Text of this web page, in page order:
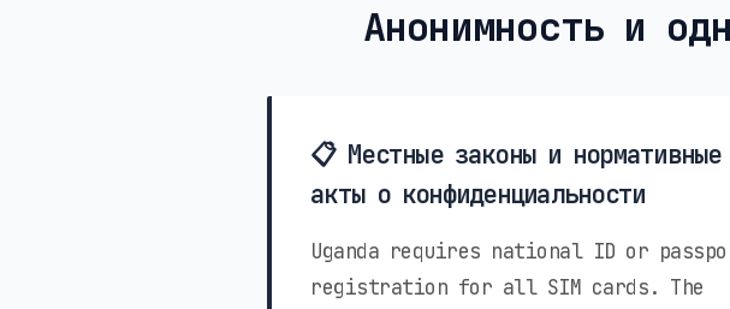
Анонимность и
📋 Местные законы и нормативные
акты о конфиденциальности
Uganda requires national ID or
registration for all SIM cards. The